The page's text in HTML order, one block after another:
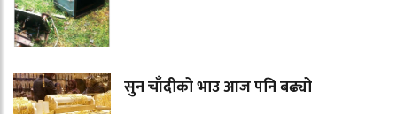
सुन चाँदीको भाउ आज पनि बढ्यो